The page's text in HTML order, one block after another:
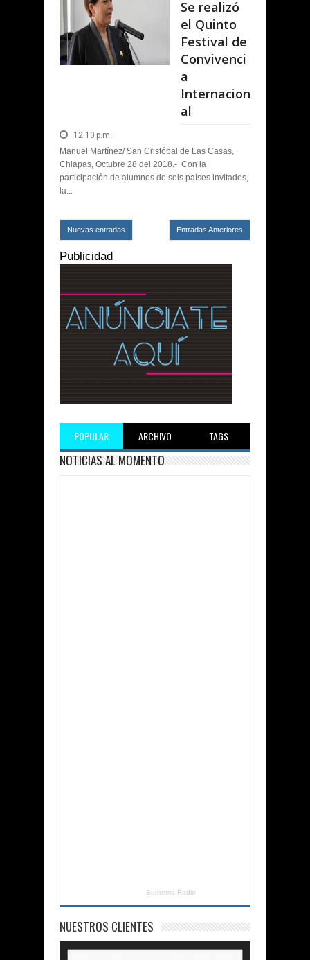
Se realizó
el Quinto
Festival de
Convivenci
a
Internacion
al
12:10 p.m.
Manuel Martínez/ San Cristóbal de Las Casas,
Chiapas, Octubre 28 del 2018.- Con la
participación de alumnos de seis países invitados,
la...
Nuevas entradas Entradas Anteriores
Publicidad
POPULAR ARCHIVO TAGS
NOTICIAS AL MOMENTO
Suprema Radio
NUESTROS CLIENTES